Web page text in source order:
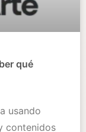
qué
usando
contenidos